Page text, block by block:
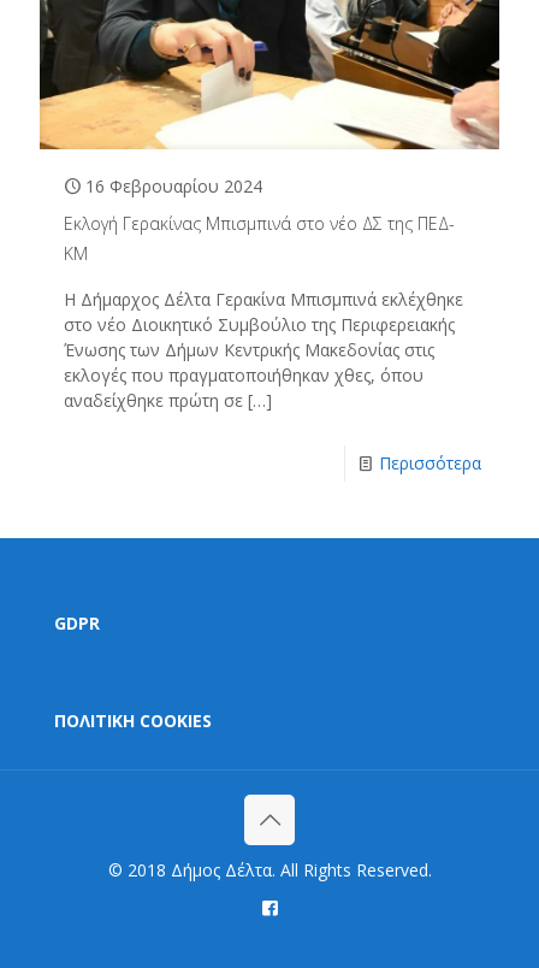
16 Φεβρουαρίου 2024
Εκλογή Γερακίνας Μπισμπινά στο νέο ΔΣ της ΠΕΔ-
ΚΜ
Η Δήμαρχος Δέλτα Γερακίνα Μπισμπινά εκλέχθηκε
στο νέο Διοικητικό Συμβούλιο της Περιφερειακής
Ένωσης των Δήμων Κεντρικής Μακεδονίας στις
εκλογές που πραγματοποιήθηκαν χθες, όπου
αναδείχθηκε πρώτη σε […]
Περισσότερα
GDPR
ΠΟΛΙΤΙΚΗ COOKIES
© 2018 Δήμος Δέλτα. All Rights Reserved.